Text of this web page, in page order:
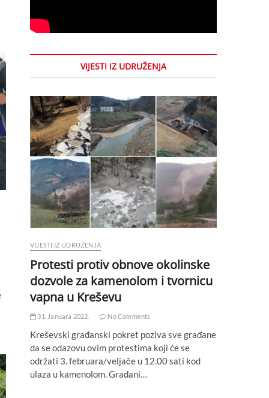
VIJESTI IZ UDRUŽENJA
VIJESTI IZ UDRUŽENJA
Protesti protiv obnove okolinske
dozvole za kamenolom i tvornicu
vapna u Kreševu
31. Januara 2022. No Comments
Kreševski građanski pokret poziva sve građane
da se odazovu ovim protestima koji će se
održati 3. februara/veljače u 12.00 sati kod
ulaza u kamenolom. Građani…